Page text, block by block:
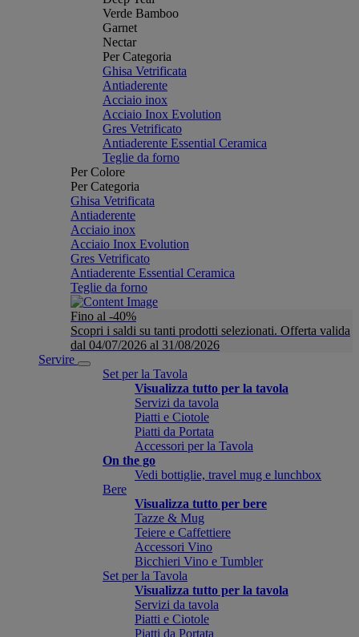
Verde Bamboo
Garnet
Nectar
Per Categoria
Ghisa Vetrificata
Antiaderente
Acciaio inox
Acciaio Inox Evolution
Gres Vetrificato
Antiaderente Essential Ceramica
Teglie da forno
Per Colore
Per Categoria
Ghisa Vetrificata
Antiaderente
Acciaio inox
Acciaio Inox Evolution
Gres Vetrificato
Antiaderente Essential Ceramica
Teglie da forno
Fino al -40%
Scopri i saldi su tanti prodotti selezionati. Offerta valida
dal 04/07/2026 al 31/08/2026
Servire
Set per la Tavola
Visualizza tutto per la tavola
Servizi da tavola
Piatti e Ciotole
Piatti da Portata
Accessori per la Tavola
On the go
Vedi bottiglie, travel mug e lunchbox
Bere
Visualizza tutto per bere
Tazze & Mug
Teiere e Caffettiere
Accessori Vino
Bicchieri Vino e Tumbler
Set per la Tavola
Visualizza tutto per la tavola
Servizi da tavola
Piatti e Ciotole
Piatti da Portata